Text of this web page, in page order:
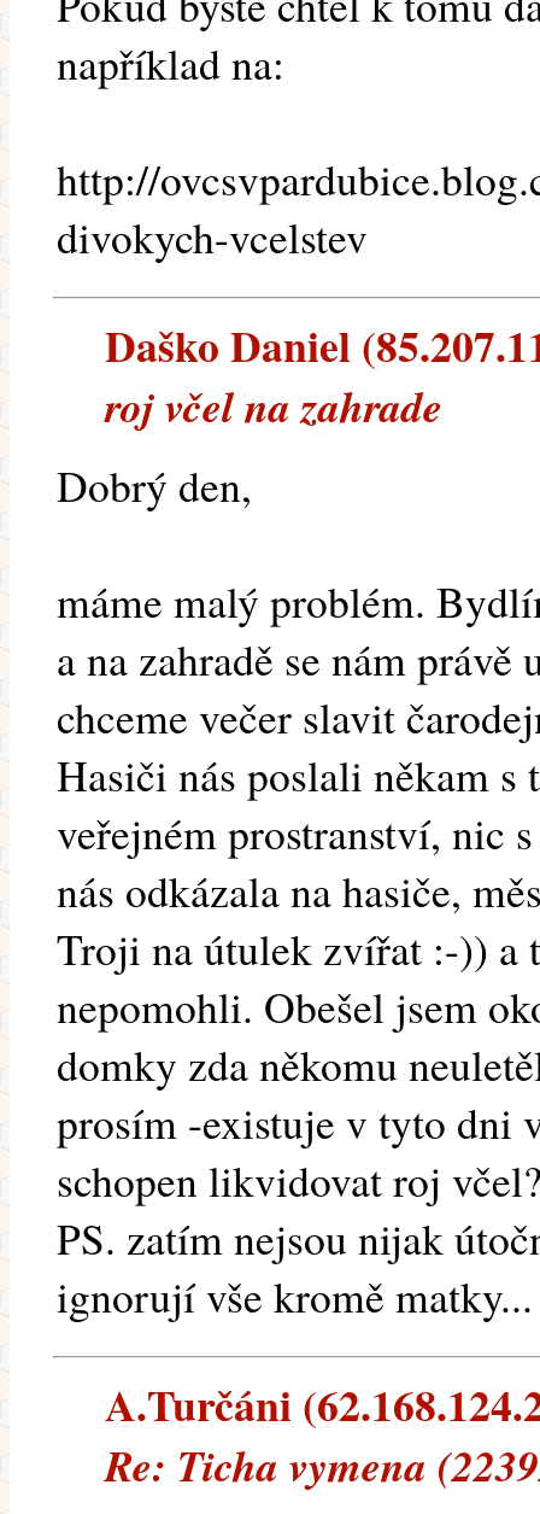
například na:
http://
divokych-vcelstev
Daško Daniel
roj včel na zahrade
Dobrý den,
máme malý problém.
a na zahradě se nám
chceme večer slavit
Hasiči nás poslali někam
veřejném prostranství, nic
nás odkázala na hasiče,
Troji na útulek zvířat :-)) a
nepomohli. Obešel jsem
domky zda někomu
prosím -existuje v tyto dni
schopen likvidovat roj
PS. zatím nejsou nijak
ignorují vše kromě
A.Turčáni
Re: Ticha vymena